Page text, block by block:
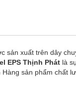
sản xuất trên dây
EPS Thịnh Phát là
sản phẩm chất